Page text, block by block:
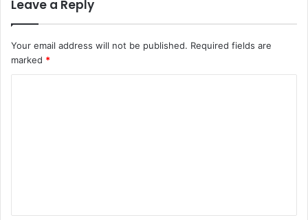
Leave a Reply
Your email address will not be published. Required fields are
marked *